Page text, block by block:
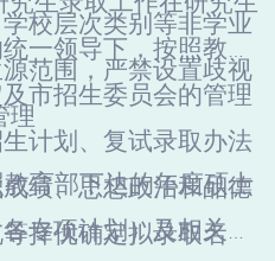
校层次类别等非学业
范围，严禁设置歧视
一领导下，按照教育
市招生委员会的管理
计划、复试录取办法
绩、思想政治和品德
择优确定拟录取名
理
育部下达的年度硕士
专项计划）及相关要